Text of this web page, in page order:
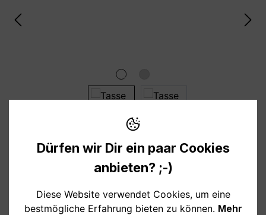
10,95 €
Preise inkl. MwSt. zzgl. Versandkosten
Verfügbar, Lieferzeit: 1-3 Tage
Dürfen wir Dir ein paar Cookies
anbieten? ;-)
Diese Website verwendet Cookies, um eine
bestmögliche Erfahrung bieten zu können. Mehr